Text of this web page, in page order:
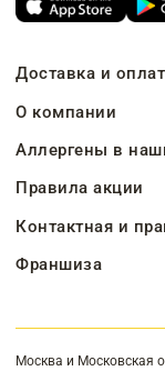
Доставка и
О компании
Аллергены в
Правила акции
Контактная и
Франшиза
Москва и Московская